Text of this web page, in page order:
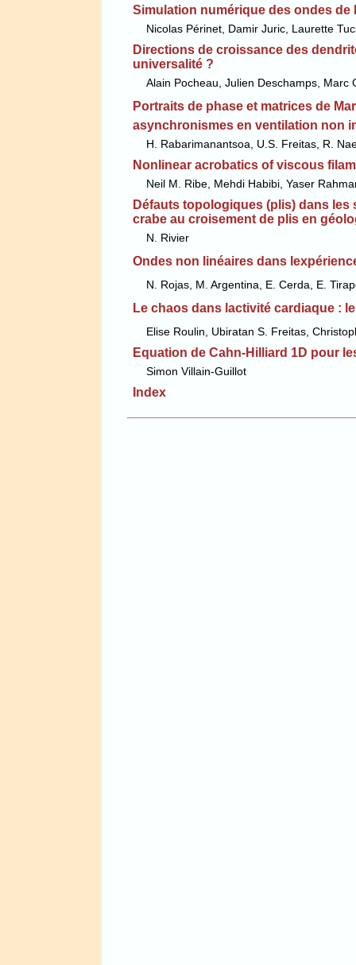
Simulation numérique des ondes de
Nicolas Périnet, Damir Juric, Laurette
Directions de croissance des
universalité ?
Alain Pocheau, Julien Deschamps, Marc
Portraits de phase et matrices de
asynchronismes en ventilation non
H. Rabarimanantsoa, U.S. Freitas, R.
Nonlinear acrobatics of viscous
Neil M. Ribe, Mehdi Habibi, Yaser
Défauts topologiques (plis) dans
crabe au croisement de plis en
N. Rivier
Ondes non linéaires dans
N. Rojas, M. Argentina, E. Cerda, E.
Le chaos dans lactivité cardiaque :
Elise Roulin, Ubiratan S. Freitas,
Equation de Cahn-Hilliard 1D pour
Simon Villain-Guillot
Index